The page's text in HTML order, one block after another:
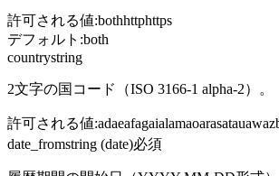
許可される値:bothhttphttps
デフォルト :both
countrystring
2文字の国コード（ISO 3166-1 alpha-2）。
許可される値:adaeafagaialamaoarasatauawaz
date_fromstring (date)必須